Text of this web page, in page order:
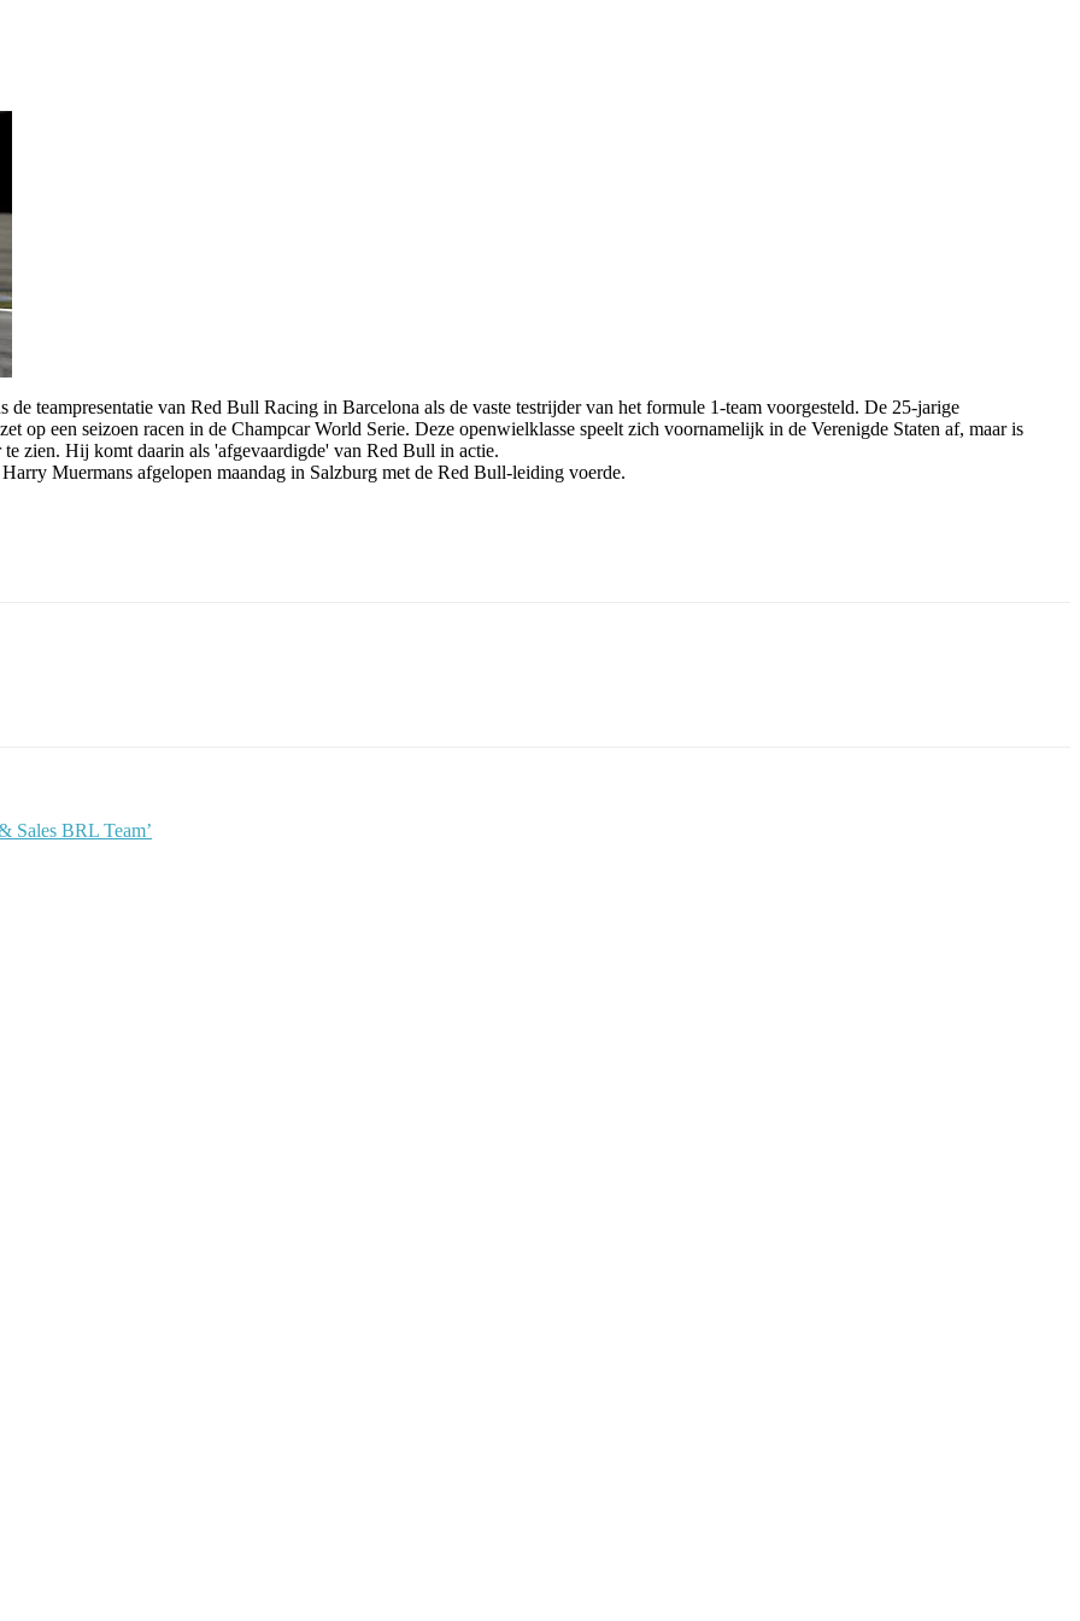
teampresentatie van Red Bull Racing in Barcelona als de vaste testrijder van het formule 1-team voorgesteld. De 25-jarige
op een seizoen racen in de Champcar World Serie. Deze openwielklasse speelt zich voornamelijk in de Verenigde Staten af, maar is
zien. Hij komt daarin als 'afgevaardigde' van Red Bull in actie.
Muermans afgelopen maandag in Salzburg met de Red Bull-leiding voerde.
Sales BRL Team’